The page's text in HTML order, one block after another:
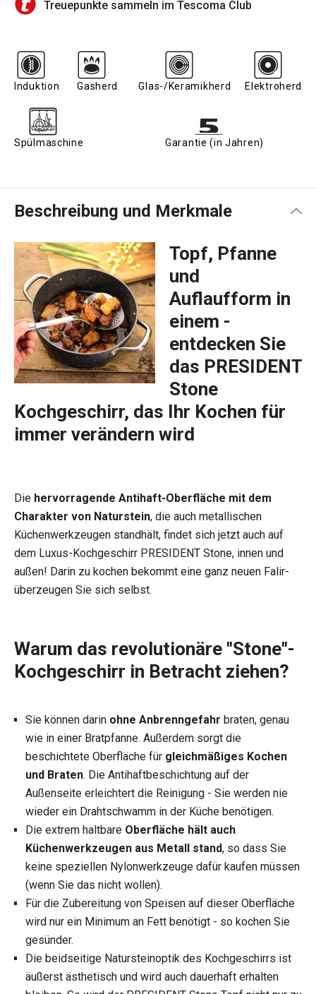
Treuepunkte sammeln im Tescoma Club
Induktion Gasherd Glas-/Keramikherd Elektroherd
Spülmaschine Garantie (in Jahren)
Beschreibung und Merkmale
Topf, Pfanne
und
Auflaufform in
einem -
entdecken Sie
das PRESIDENT
Stone
Kochgeschirr, das Ihr Kochen für
immer verändern wird
Die hervorragende Antihaft-Oberfläche mit dem
Charakter von Naturstein, die auch metallischen
Küchenwerkzeugen standhält, findet sich jetzt auch auf
dem Luxus-Kochgeschirr PRESIDENT Stone, innen und
außen! Darin zu kochen bekommt eine ganz neuen Falir-
überzeugen Sie sich selbst.
Warum das revolutionäre "Stone"-
Kochgeschirr in Betracht ziehen?
Sie können darin ohne Anbrenngefahr braten, genau
wie in einer Bratpfanne. Außerdem sorgt die
beschichtete Oberfläche für gleichmäßiges Kochen
und Braten. Die Antihaftbeschichtung auf der
Außenseite erleichtert die Reinigung - Sie werden nie
wieder ein Drahtschwamm in der Küche benötigen.
Die extrem haltbare Oberfläche hält auch
Küchenwerkzeugen aus Metall stand, so dass Sie
keine speziellen Nylonwerkzeuge dafür kaufen müssen
(wenn Sie das nicht wollen).
Für die Zubereitung von Speisen auf dieser Oberfläche
wird nur ein Minimum an Fett benötigt - so kochen Sie
gesünder.
Die beidseitige Natursteinoptik des Kochgeschirrs ist
äußerst ästhetisch und wird auch dauerhaft erhalten